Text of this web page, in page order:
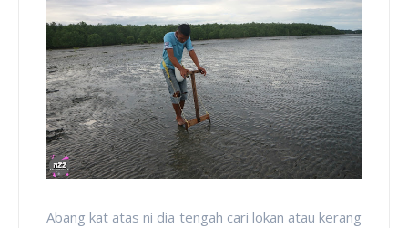
Abang kat atas ni dia tengah cari lokan atau kerang